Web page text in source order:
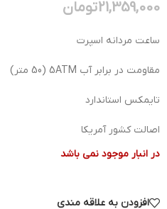
21,359,000تومان
ساعت مردانه اسپرت
مقاومت در برابر آب 5ATM (50 متر)
تایمکس استاندارد
اصالت کشور آمریکا
در انبار موجود نمی باشد
افزودن به علاقه مندی